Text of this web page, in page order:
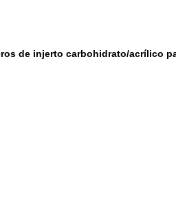
de injerto carbohidrato/acrílico